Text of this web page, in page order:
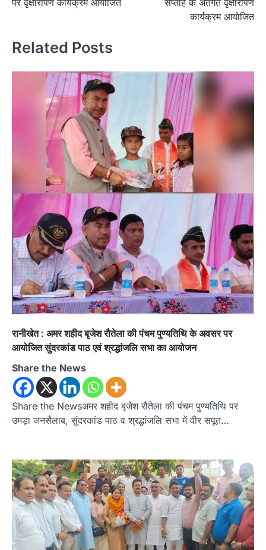
कार्यक्रम आयोजित
Related Posts
रानीखेत : अमर शहीद बृजेश रौतेला की पंचम पुण्यतिथि के अवसर पर
आयोजित सुंदरकांड पाठ एवं श्रद्धांजलि सभा का आयोजन
Share the News
Share the Newsअमर शहीद बृजेश रौतेला की पंचम पुण्यतिथि पर
उमड़ा जनसैलाब, सुंदरकांड पाठ व श्रद्धांजलि सभा में वीर सपूत…
2
कांग्रेस का गुस्सा, मंत्री और सरकार का पुतला
फूंका
Admin August 6, 2026
भतरोजखान में कांग्रेस का प्रदर्शन, स्वास्थ्य मंत्री व शिक्षा
मंत्री का फूंका पुतला 'विद्यालयों में…
अल्मोड़ा उत्तराखण्ड कुमाऊं ख़बरें